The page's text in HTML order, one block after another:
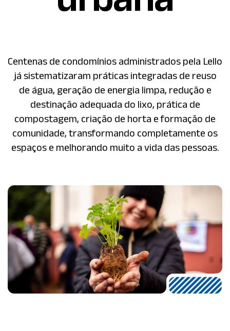
Centenas de condomínios administrados pela Lello
já sistematizaram práticas integradas de reuso
de água, geração de energia limpa, redução e
destinação adequada do lixo, prática de
compostagem, criação de horta e formação de
comunidade, transformando completamente os
espaços e melhorando muito a vida das pessoas.